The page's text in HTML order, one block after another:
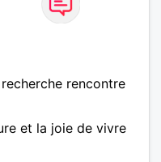
rencontre
et la joie de vivre